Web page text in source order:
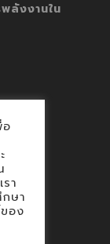
ลังงานใน
า
ษา
อง